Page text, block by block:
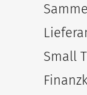
Small